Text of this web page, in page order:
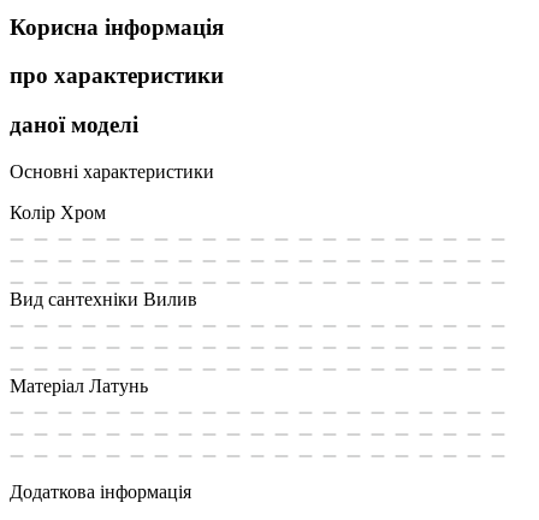
Корисна інформація
про характеристики
даної моделі
Основні характеристики
Колір Хром
Вид сантехніки Вилив
Матеріал Латунь
Додаткова інформація